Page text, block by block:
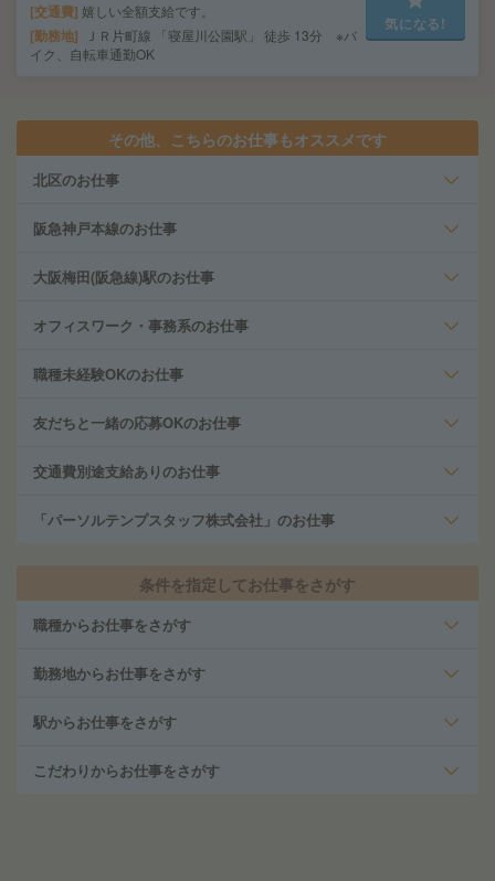
交通費 嬉しい全額支給です。
勤務地
ＪＲ片町線 「寝屋川公園駅」 徒歩 13分 ※バ
イク、自転車通勤OK
気になる!
その他、こちらのお仕事もオススメです
北区のお仕事
阪急神戸本線のお仕事
大阪梅田(阪急線)駅のお仕事
オフィスワーク・事務系のお仕事
職種未経験OKのお仕事
友だちと一緒の応募OKのお仕事
交通費別途支給ありのお仕事
「パーソルテンプスタッフ株式会社」のお仕事
条件を指定してお仕事をさがす
職種からお仕事をさがす
勤務地からお仕事をさがす
駅からお仕事をさがす
こだわりからお仕事をさがす